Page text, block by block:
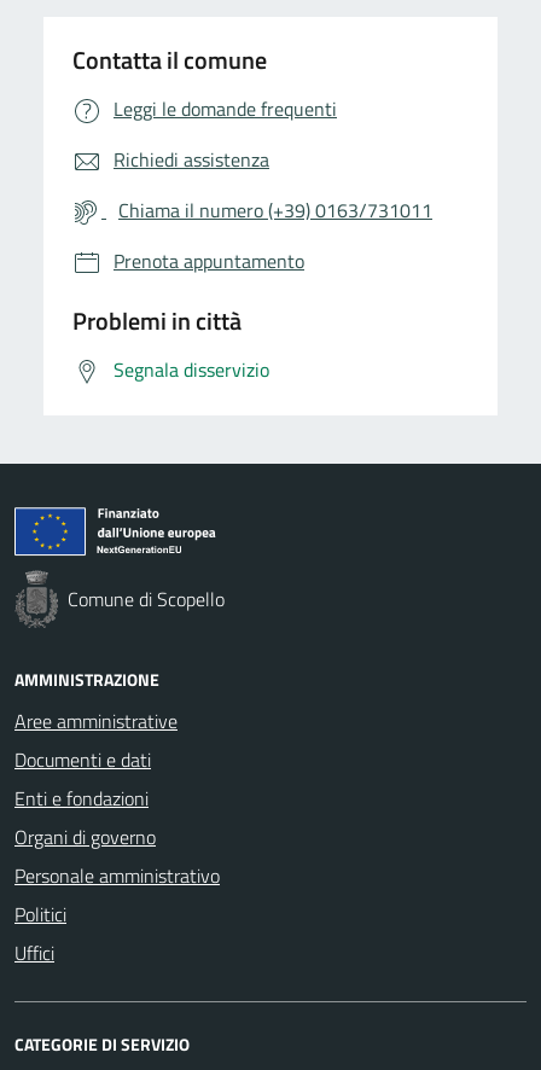
Contatta il comune
Leggi le domande frequenti
Richiedi assistenza
Chiama il numero (+39) 0163/731011
Prenota appuntamento
Problemi in città
Segnala disservizio
Comune di Scopello
AMMINISTRAZIONE
Aree amministrative
Documenti e dati
Enti e fondazioni
Organi di governo
Personale amministrativo
Politici
Uffici
CATEGORIE DI SERVIZIO